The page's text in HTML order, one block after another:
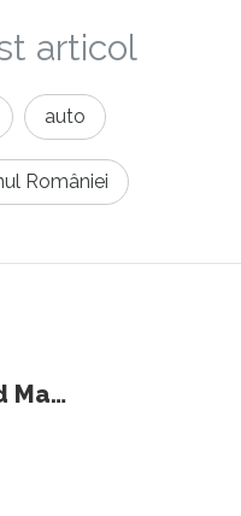
articol
auto
României
Decebal Leonard Marin